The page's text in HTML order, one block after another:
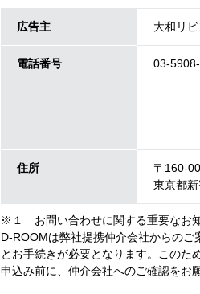
広告主 大和リ
電話番号 03-
住所
〒160-
東京都
※１ お問い合わせに関する重要なお
D-ROOMは弊社提携仲介会社からの
とお手続きが必要となります。このた
申込み前に、仲介会社へのご確認をお